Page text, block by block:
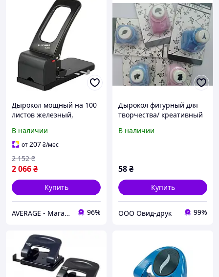
Дырокол мощный на 100
листов железный,
бумаги металлическая,
канцелярия Буромакс
В наличии
от207₴/мес
2 066₴
2 152 ₴
Купить
AVERAGE - Магазин Без предоплати 96%
Дырокол фигурный для
творчества/ креативный
В наличии
58₴
Купить
ООО Овид-друк 99%